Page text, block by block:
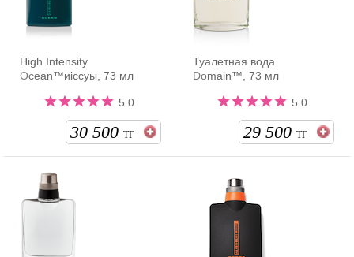
High Intensity
Ocean™иіссуы, 73 мл
5.0
30 500 ТГ
Туалетная вода
Domain™, 73 мл
5.0
29 500 ТГ